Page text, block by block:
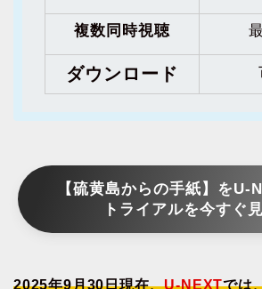
複数同時視聴
ダウンロード
【硫黄島からの手紙】をU-
トライアルを今すぐ
2025年9月30日現在、U-NEXTでは